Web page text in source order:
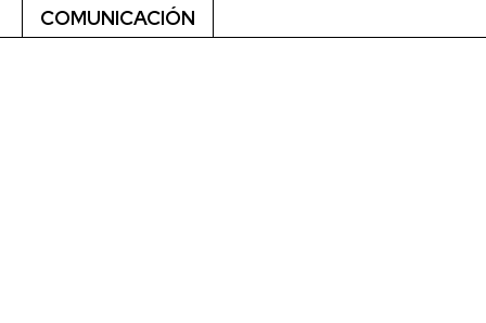
COMUNICACIÓN